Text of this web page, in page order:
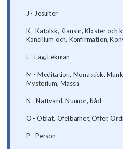
J - Jesuiter
K - Katolsk, Klausur, Kloster och
Koncilium och, Konfirmation,
L - Lag, Lekman
M - Meditation, Monastisk,
Mysterium, Mässa
N - Nattvard, Nunnor, Nåd
O - Oblat, Ofelbarhet, Offer,
P - Person